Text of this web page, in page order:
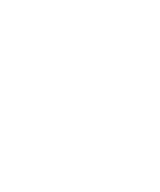
Testpilot, sehr von
gegen Vorgesetzte. Auf
zwischen den beiden zu
erkennen: ihn verbindet